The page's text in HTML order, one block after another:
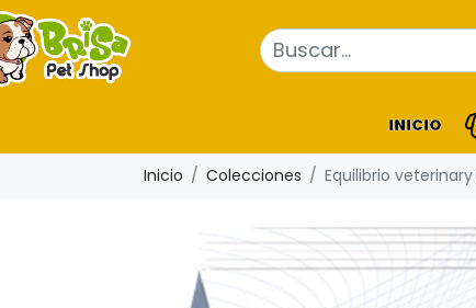
INICIO
Inicio Colecciones Equilibrio